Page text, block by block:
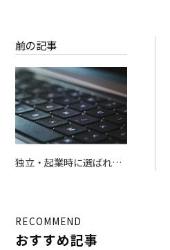
前の記事
独立・起業時に選ばれる
RECOMMEND
おすすめ記事